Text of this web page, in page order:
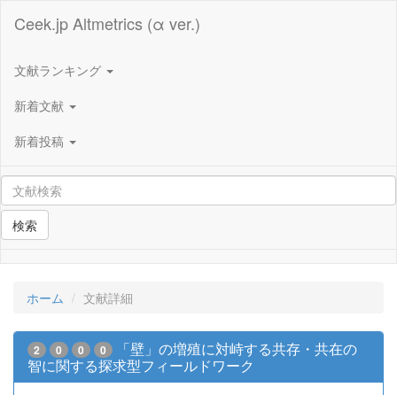
Ceek.jp Altmetrics (α ver.)
文献ランキング
新着文献
新着投稿
検索
ホーム 文献詳細
2 0 0 0
「壁」の増殖に対峙する共存・共在の
智に関する探求型フィールドワーク